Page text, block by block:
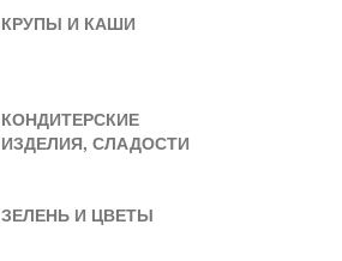
КРУПЫ И КАШИ
КОНДИТЕРСКИЕ
ИЗДЕЛИЯ, СЛАДОСТИ
ЗЕЛЕНЬ И ЦВЕТЫ